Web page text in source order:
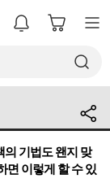
의 기법도 왠지 맞
면 이렇게 할 수 있